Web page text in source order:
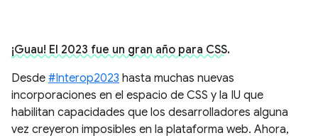
¡Guau! El 2023 fue un gran año para CSS.
Desde #Interop2023 hasta muchas nuevas
incorporaciones en el espacio de CSS y la IU que
habilitan capacidades que los desarrolladores alguna
vez creyeron imposibles en la plataforma web. Ahora,